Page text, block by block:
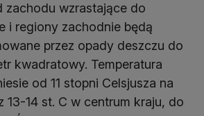
zachodu wzrastające do
i regiony zachodnie będą
przez opady deszczu do
kwadratowy. Temperatura
od 11 stopni Celsjusza na
13-14 st. C w centrum kraju, do